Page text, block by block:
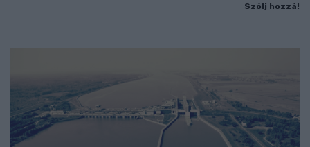
Szólj hozzá!